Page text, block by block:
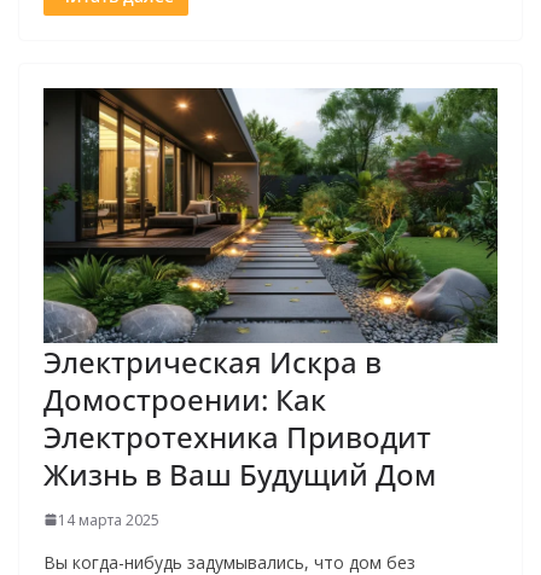
Электрическая Искра в
Домостроении: Как
Электротехника Приводит
Жизнь в Ваш Будущий Дом
14 марта 2025
Вы когда-нибудь задумывались, что дом без